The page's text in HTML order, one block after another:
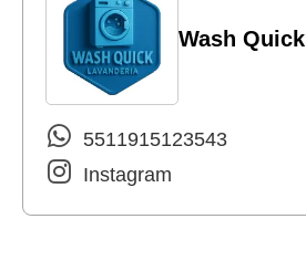
Wash Quick
5511915123543
Instagram